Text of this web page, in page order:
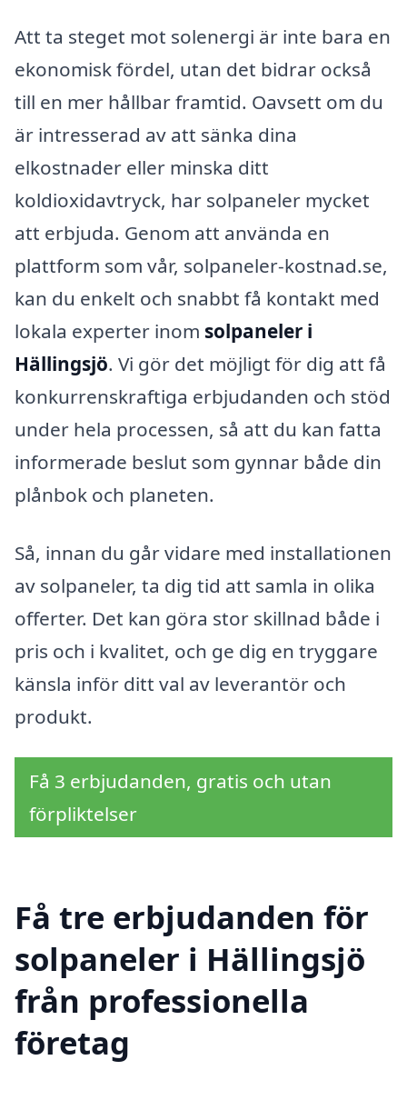
Att ta steget mot solenergi är inte bara en
ekonomisk fördel, utan det bidrar också
till en mer hållbar framtid. Oavsett om du
är intresserad av att sänka dina
elkostnader eller minska ditt
koldioxidavtryck, har solpaneler mycket
att erbjuda. Genom att använda en
plattform som vår, solpaneler-kostnad.se,
kan du enkelt och snabbt få kontakt med
lokala experter inom solpaneler i
Hällingsjö. Vi gör det möjligt för dig att få
konkurrenskraftiga erbjudanden och stöd
under hela processen, så att du kan fatta
informerade beslut som gynnar både din
plånbok och planeten.
Så, innan du går vidare med installationen
av solpaneler, ta dig tid att samla in olika
offerter. Det kan göra stor skillnad både i
pris och i kvalitet, och ge dig en tryggare
känsla inför ditt val av leverantör och
produkt.
Få 3 erbjudanden, gratis och utan
förpliktelser
Få tre erbjudanden för
solpaneler i Hällingsjö
från professionella
företag